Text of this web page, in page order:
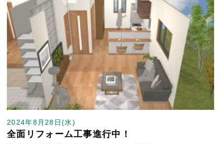
2024年8月28日(水)
全面リフォーム工事進行中！